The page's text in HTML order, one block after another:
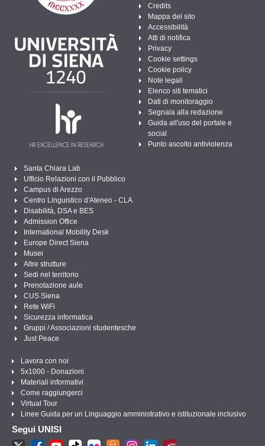
Credits
Mappa del sito
Accessibilità
Atti di notifica
Privacy
Cookie settings
Cookie policy
Note legali
Elenco siti tematici
Dati di monitoraggio
Segnala alla redazione
Guida all'uso del portale e
social
Punto ascolto antiviolenza
Santa Chiara Lab
Ufficio Relazioni con il Pubblico
Campus di Arezzo
Centro Linguistico d'Ateneo - CLA
Disabilità, DSA e BES
Admission Office
International Mobility Desk
Europe Direct Siena
Musei
Altre strutture
Sedi nel territorio
Prenotazione aule
CUS Siena
Rete WiFi
Sicurezza informatica
Gruppi / Associazioni studentesche
Just Peace
Lavora con noi
5x1000 - Donazioni
Materiali informativi
Come raggiungerci
Virtual Tour
Linee Guida per un Linguaggio amministrativo e istituzionale inclusivo
Segui UNISI